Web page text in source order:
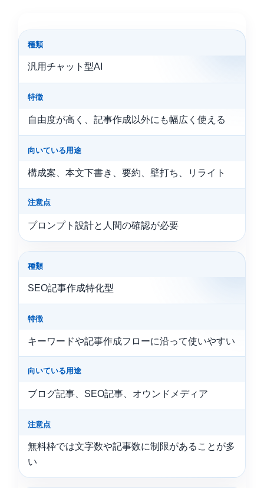
種類
汎用チャット型AI
特徴
自由度が高く、記事作成以外にも幅広く使える
向いている用途
構成案、本文下書き、要約、壁打ち、リライト
注意点
プロンプト設計と人間の確認が必要
種類
SEO記事作成特化型
特徴
キーワードや記事作成フローに沿って使いやすい
向いている用途
ブログ記事、SEO記事、オウンドメディア
注意点
無料枠では文字数や記事数に制限があることが多
い